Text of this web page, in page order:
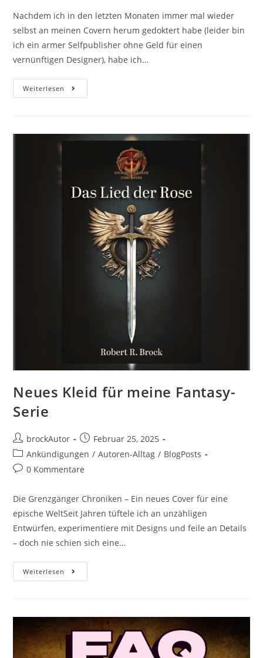
Nachdem ich in den letzten Monaten immer mal wieder
selbst an meinen Covern herum gedoktert habe (leider bin
ich ein armer Selfpublisher ohne Geld für einen
vernünftigen Designer), habe ich…
Weiterlesen
Neues Kleid für meine Fantasy-
Serie
brockAutor
Februar 25, 2025
Ankündigungen / Autoren-Alltag / BlogPosts
0 Kommentare
Die Grenzgänger Chroniken – Ein neues Cover für eine
epische WeltSeit Jahren tüftele ich an unzähligen
Entwürfen, experimentiere mit Designs und feile an Details
– doch nie schien sich eine…
Weiterlesen